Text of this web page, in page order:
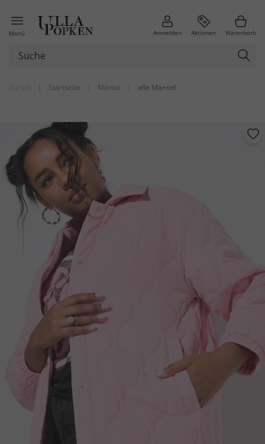
Menü Anmelden Aktionen Warenkorb
| Startseite | Mäntel | alle Mäntel